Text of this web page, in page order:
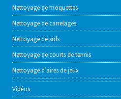
Nettoyage de moquettes
Nettoyage de carrelages
Nettoyage de sols
Nettoyage de courts de tennis
Nettoyage d’aires de jeux
Vidéos